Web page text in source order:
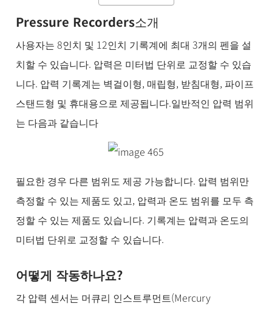
의
소
식
및
채
용
Pressure Recorders소개
사용자는 8인치 및 12인치 기록계에 최대 3개의 펜을 설
치할 수 있습니다. 압력은 미터법 단위로 교정할 수 있습
니다. 압력 기록계는 벽걸이형, 매립형, 받침대형, 파이프
스탠드형 및 휴대용으로 제공됩니다.일반적인 압력 범위
는 다음과 같습니다
필요한 경우 다른 범위도 제공 가능합니다. 압력 범위만
측정할 수 있는 제품도 있고, 압력과 온도 범위를 모두 측
정할 수 있는 제품도 있습니다. 기록계는 압력과 온도의
미터법 단위로 교정할 수 있습니다.
어떻게 작동하나요?
각 압력 센서는 머큐리 인스트루먼트(Mercury